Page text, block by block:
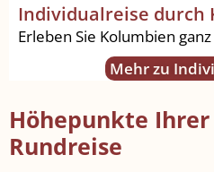
Individualreise durch
Erleben Sie Kolumbien
Mehr zu
Höhepunkte
Rundreise